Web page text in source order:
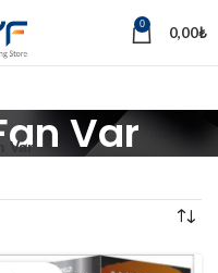
0 0,00₺
Var
Var